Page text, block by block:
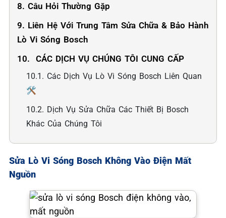
8. Câu Hỏi Thường Gặp
9. Liên Hệ Với Trung Tâm Sửa Chữa & Bảo Hành
Lò Vi Sóng Bosch
10. ️ CÁC DỊCH VỤ CHÚNG TÔI CUNG CẤP
10.1. Các Dịch Vụ Lò Vi Sóng Bosch Liên Quan
🛠️
10.2. Dịch Vụ Sửa Chữa Các Thiết Bị Bosch
Khác Của Chúng Tôi
Sửa Lò Vi Sóng Bosch Không Vào Điện Mất
Nguồn